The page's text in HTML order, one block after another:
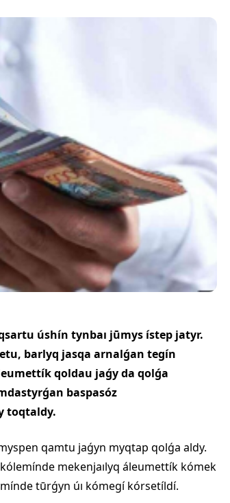
úshín tynbaı jūmys ístep jatyr.
barlyq jasqa arnalǵan tegín
qoldau jaǵy da qolǵa
baspasóz
toqtaldy.
qamtu jaǵyn myqtap qolǵa aldy.
mekenjaılyq áleumettík kómek
tūrǵyn úı kómegí kórsetíldí.